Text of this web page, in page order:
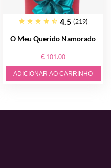
4.5 (219)
O Meu Querido Namorado
€ 101.00
ADICIONAR AO CARRINHO